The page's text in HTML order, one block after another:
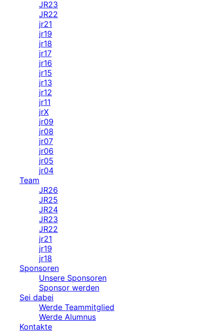
JR23
JR22
jr21
jr19
jr18
jr17
jr16
jr15
jr13
jr12
jr11
jrX
jr09
jr08
jr07
jr06
jr05
jr04
Team
JR26
JR25
JR24
JR23
JR22
jr21
jr19
jr18
Sponsoren
Unsere Sponsoren
Sponsor werden
Sei dabei
Werde Teammitglied
Werde Alumnus
Kontakte